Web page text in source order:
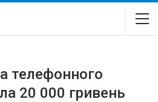
телефонного
20 000 гривень